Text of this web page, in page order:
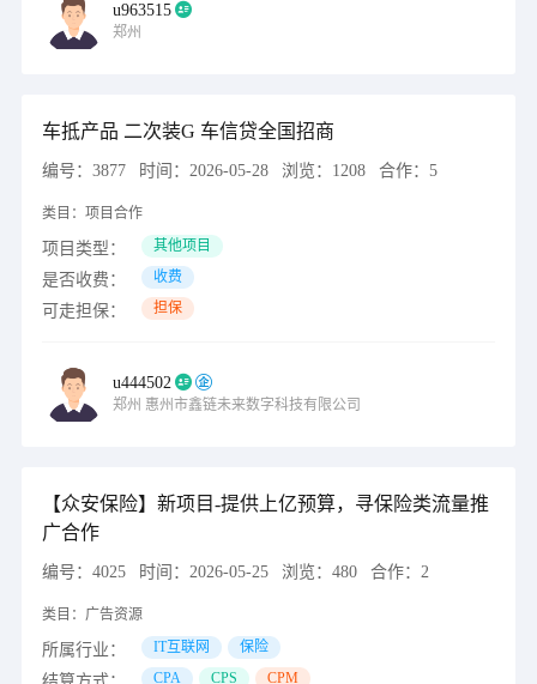
u963515
郑州
车抵产品 二次装G 车信贷全国招商
编号： 3877 时间： 2026-05-28 浏览： 1208 合作： 5
类目： 项目合作
项目类型： 其他项目
是否收费： 收费
可走担保： 担保
u444502
郑州 惠州市鑫链未来数字科技有限公司
【众安保险】新项目-提供上亿预算，寻保险类流量推
广合作
编号： 4025 时间： 2026-05-25 浏览： 480 合作： 2
类目： 广告资源
所属行业： IT互联网 保险
CPA CPS CPM